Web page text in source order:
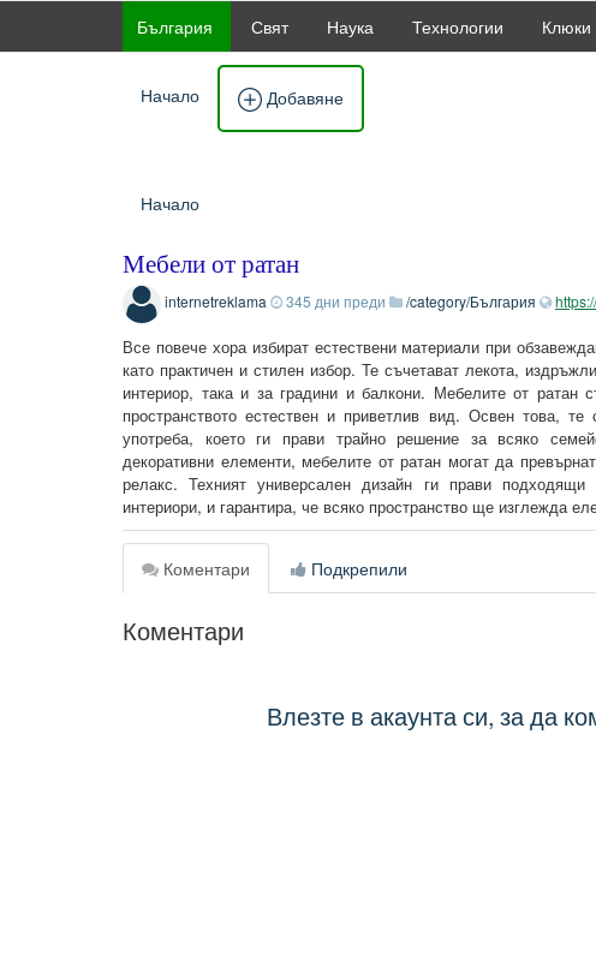
България Свят Наука Технологии Клюки
Начало Добавяне
Начало
Мебели от ратан
internetreklama 345 дни преди /category/България
Все повече хора избират естествени материали при
като практичен и стилен избор. Те съчетават лекота,
интериор, така и за градини и балкони. Мебелите от
пространството естествен и приветлив вид. Освен това,
употреба, което ги прави трайно решение за всяко
декоративни елементи, мебелите от ратан могат да
релакс. Техният универсален дизайн ги прави
интериори, и гарантира, че всяко пространство ще изглежда
Коментари Подкрепили
Коментари
Влезте в акаунта си, за да